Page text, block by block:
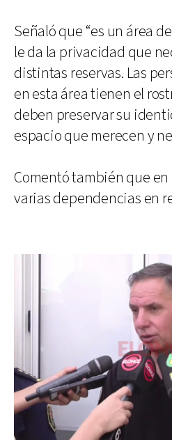
Señaló que “es un área
le da la privacidad que
distintas reservas. Las
en esta área tienen el
deben preservar su
espacio que merecen y
Comentó también que
varias dependencias en